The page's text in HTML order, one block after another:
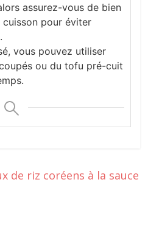
assurez-vous de bien
cuisson pour éviter
vous pouvez utiliser
ou du tofu pré-cuit
de riz coréens à la sauce